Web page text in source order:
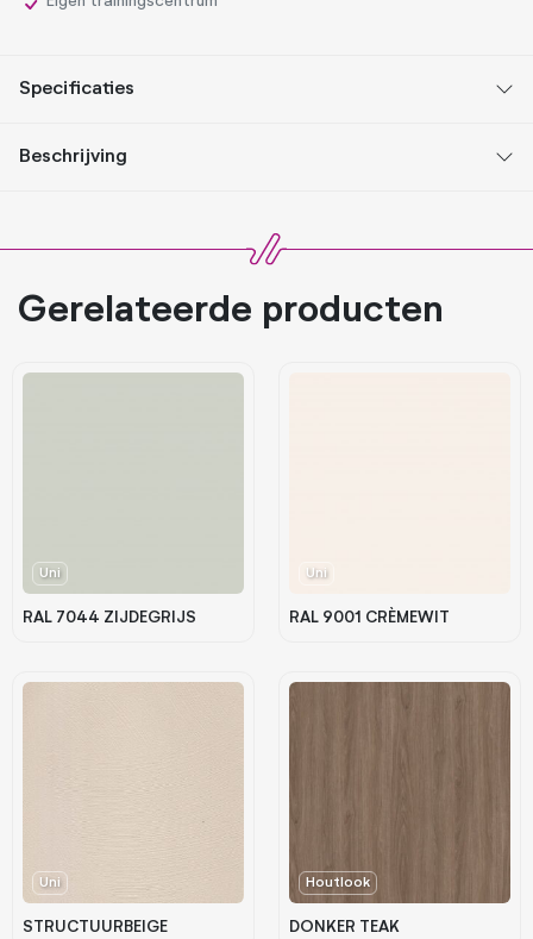
Specificaties
Beschrijving
Gerelateerde producten
Uni
RAL 7044 ZIJDEGRIJS
Uni
RAL 9001 CRÈMEWIT
Uni
STRUCTUURBEIGE
Houtlook
DONKER TEAK